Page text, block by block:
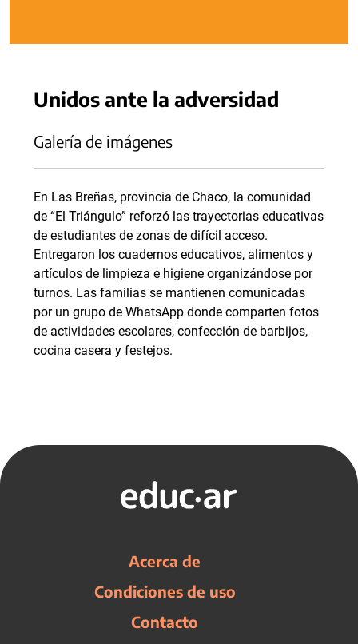
Unidos ante la adversidad
Galería de imágenes
En Las Breñas, provincia de Chaco, la comunidad
de “El Triángulo” reforzó las trayectorias educativas
de estudiantes de zonas de difícil acceso.
Entregaron los cuadernos educativos, alimentos y
artículos de limpieza e higiene organizándose por
turnos. Las familias se mantienen comunicadas
por un grupo de WhatsApp donde comparten fotos
de actividades escolares, confección de barbijos,
cocina casera y festejos.
Acerca de
Condiciones de uso
Contacto